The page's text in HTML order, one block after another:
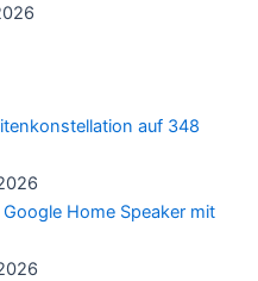
auf 348
Home Speaker mit